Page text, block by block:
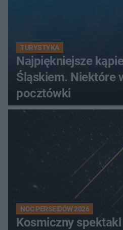
TURYSTYKA
Najpiękniejsze
Śląskiem. Niektóre
pocztówki
NOC PERSEIDÓW 2026
Kosmiczny